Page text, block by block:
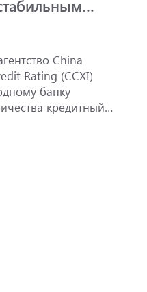
China
Rating (CCXI)
банку
кредитный